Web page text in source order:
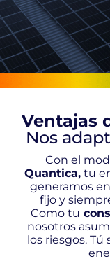
Factura
De Luz
A 0
Euros
TARIFAS
LUZ
PLAN
AMIGO
Ventajas
Nos
Con el
Quantica, tu
generamos
fijo y
Como tu
nosotros
los riesgos.